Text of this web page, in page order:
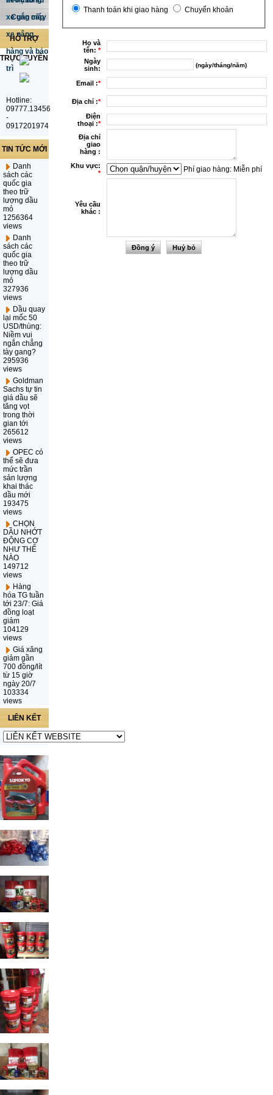
xe gắn máy
Cung cấp
xe nâng
hàng và bảo
trì
HỖ TRỢ
TRỰC TUYẾN
Hotline:
09777.13456
-
0917201974
TIN TỨC MỚI
Danh
sách các
quốc gia
theo trữ
lượng dầu
mỏ
1256364
views
Danh
sách các
quốc gia
theo trữ
lượng dầu
mỏ
327936
views
Dầu quay
lại mốc 50
USD/thùng:
Niềm vui
ngắn chẳng
tày gang?
295936
views
Goldman
Sachs tự tin
giá dầu sẽ
tăng vọt
trong thời
gian tới
265612
views
OPEC có
thể sẽ đưa
mức trần
sản lượng
khai thác
dầu mới
193475
views
CHỌN
DẦU NHỚT
ĐỘNG CƠ
NHƯ THẾ
NÀO
149712
views
Hàng
hóa TG tuần
tới 23/7: Giá
đồng loạt
giảm
104129
views
Giá xăng
giảm gần
700 đồng/lít
từ 15 giờ
ngày 20/7
103334
views
LIÊN KẾT
WEBSITE
Thanh toán khi giao hàng
Chuyển khoản
Họ và
tên: *
Ngày
sinh:
(ngày/tháng/năm)
Email :*
Địa chỉ :*
Điện
thoại :*
Địa chỉ
giao
hàng :
Khu vực:
*
Phí giao hàng: Miễn phí
Yêu cầu
khác :